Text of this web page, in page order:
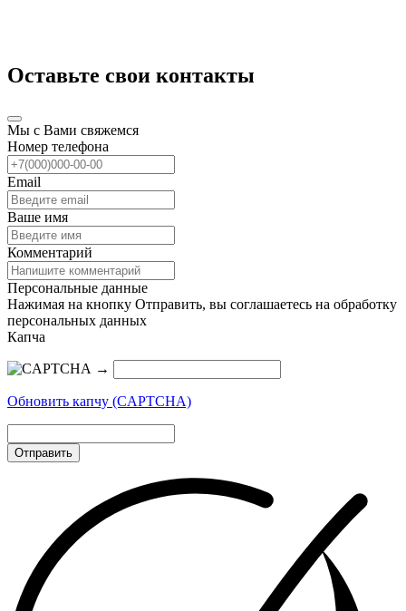
Оставьте свои контакты
Мы с Вами свяжемся
Номер телефона
Email
Ваше имя
Комментарий
Персональные данные
Нажимая на кнопку Отправить, вы соглашаетесь на обработку
персональных данных
Капча
→
Обновить капчу (CAPTCHA)
Отправить